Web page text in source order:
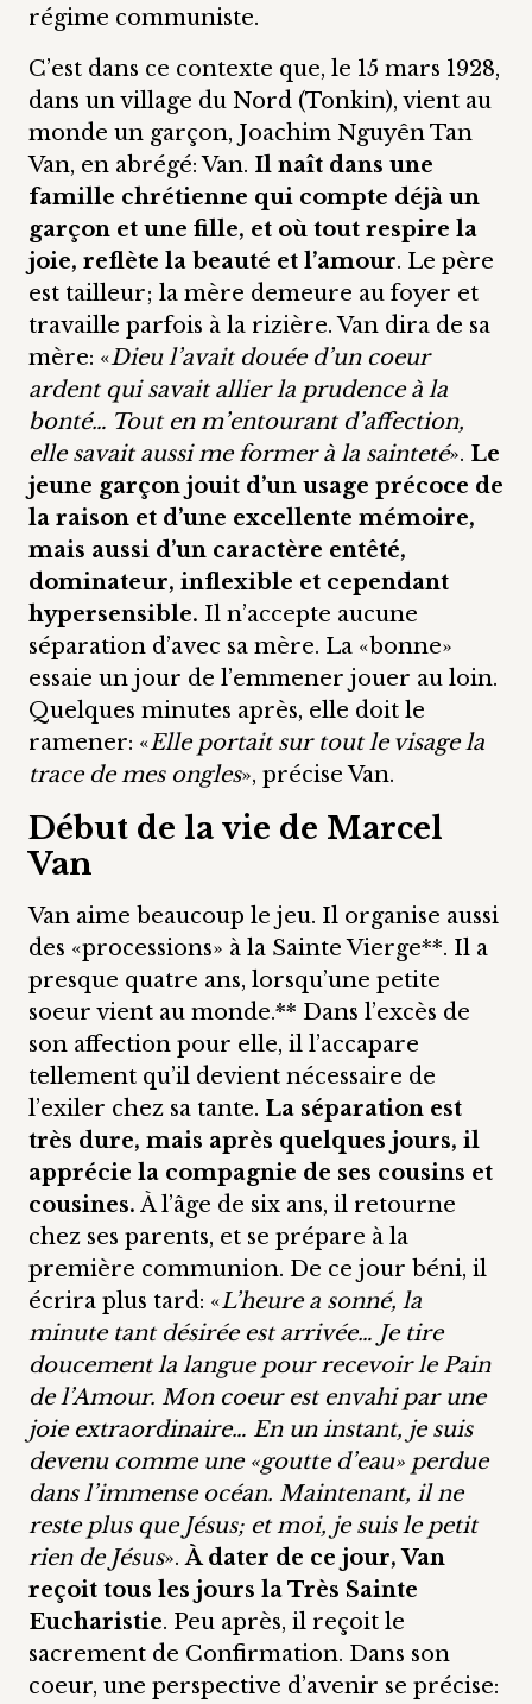
régime communiste.
C’est dans ce contexte que, le 15 mars 1928,
dans un village du Nord (Tonkin), vient au
monde un garçon, Joachim Nguyên Tan
Van, en abrégé: Van. Il naît dans une
famille chrétienne qui compte déjà un
garçon et une fille, et où tout respire la
joie, reflète la beauté et l’amour. Le père
est tailleur; la mère demeure au foyer et
travaille parfois à la rizière. Van dira de sa
mère: «Dieu l’avait douée d’un coeur
ardent qui savait allier la prudence à la
bonté… Tout en m’entourant d’affection,
elle savait aussi me former à la sainteté». Le
jeune garçon jouit d’un usage précoce de
la raison et d’une excellente mémoire,
mais aussi d’un caractère entêté,
dominateur, inflexible et cependant
hypersensible. Il n’accepte aucune
séparation d’avec sa mère. La «bonne»
essaie un jour de l’emmener jouer au loin.
Quelques minutes après, elle doit le
ramener: «Elle portait sur tout le visage la
trace de mes ongles», précise Van.
Début de la vie de Marcel
Van
Van aime beaucoup le jeu. Il organise aussi
des «processions» à la Sainte Vierge**. Il a
presque quatre ans, lorsqu’une petite
soeur vient au monde.** Dans l’excès de
son affection pour elle, il l’accapare
tellement qu’il devient nécessaire de
l’exiler chez sa tante. La séparation est
très dure, mais après quelques jours, il
apprécie la compagnie de ses cousins et
cousines. À l’âge de six ans, il retourne
chez ses parents, et se prépare à la
première communion. De ce jour béni, il
écrira plus tard: «L’heure a sonné, la
minute tant désirée est arrivée… Je tire
doucement la langue pour recevoir le Pain
de l’Amour. Mon coeur est envahi par une
joie extraordinaire… En un instant, je suis
devenu comme une «goutte d’eau» perdue
dans l’immense océan. Maintenant, il ne
reste plus que Jésus; et moi, je suis le petit
rien de Jésus».À dater de ce jour, Van
reçoit tous les jours la Très Sainte
Eucharistie. Peu après, il reçoit le
sacrement de Confirmation. Dans son
coeur, une perspective d’avenir se précise: